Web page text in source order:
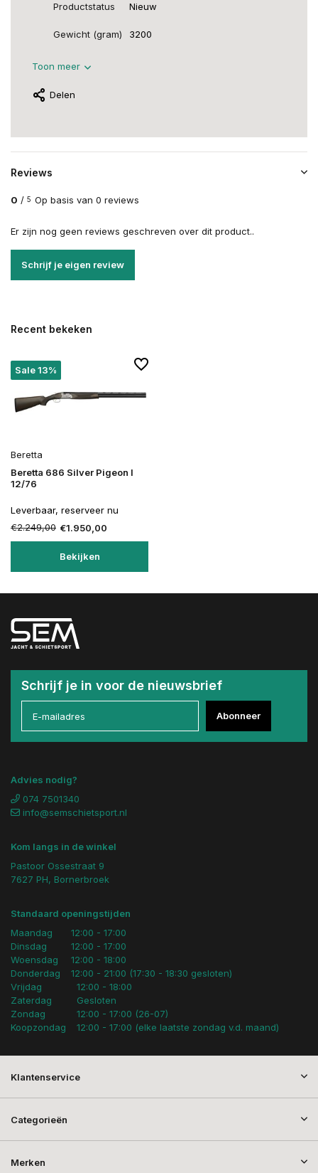
Productstatus Nieuw
Gewicht (gram) 3200
Toon meer
Delen
Reviews
0 / 5 Op basis van 0 reviews
Er zijn nog geen reviews geschreven over dit product..
Schrijf je eigen review
Recent bekeken
Sale 13%
Beretta
Beretta 686 Silver Pigeon I
12/76
Leverbaar, reserveer nu
€2.249,00 €1.950,00
Bekijken
Schrijf je in voor de nieuwsbrief
Abonneer
Advies nodig?
074 7501340
info@semschietsport.nl
Kom langs in de winkel
Pastoor Ossestraat 9
7627 PH, Bornerbroek
Standaard openingstijden
Maandag
Dinsdag
Woensdag
Donderdag
12:00 - 17:00
12:00 - 17:00
12:00 - 18:00
12:00 - 21:00 (17:30 - 18:30 gesloten)
Vrijdag
Zaterdag
Zondag
Koopzondag
12:00 - 18:00
Gesloten
12:00 - 17:00 (26-07)
12:00 - 17:00 (elke laatste zondag v.d. maand)
Klantenservice
Categorieën
Merken